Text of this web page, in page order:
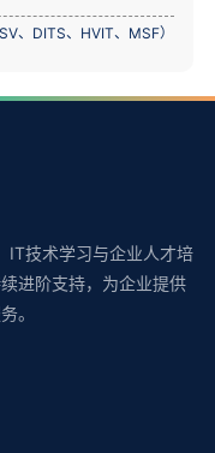
、DITS、HVIT、MSF）
IT技术学习与企业人才培
进阶支持，为企业提供
。